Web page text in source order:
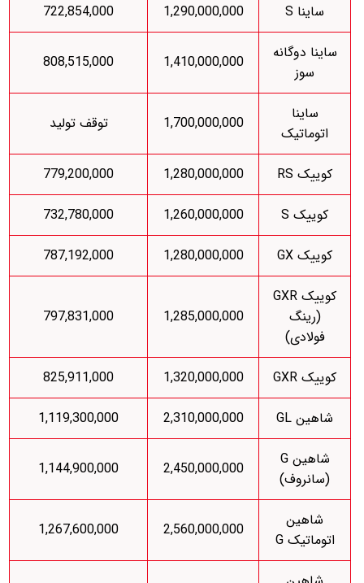
ساینا S 1,290,000,000
722,854,000
ساینا دوگانه
سوز
1,410,000,000
808,515,000
ساینا
اتوماتیک
1,700,000,000 توقف تولید
کوییک RS 1,280,000,000
779,200,000
کوییک S
1,260,000,000
732,780,000
کوییک GX
1,280,000,000
787,192,000
کوییک GXR
(رینگ
فولادی)
1,285,000,000
797,831,000
کوییک GXR 1,320,000,000
825,911,000
شاهین GL
2,310,000,000
1,119,300,000
شاهین G
(سانروف)
2,450,000,000
1,144,900,000
شاهین
اتوماتیک G
2,560,000,000
1,267,600,000